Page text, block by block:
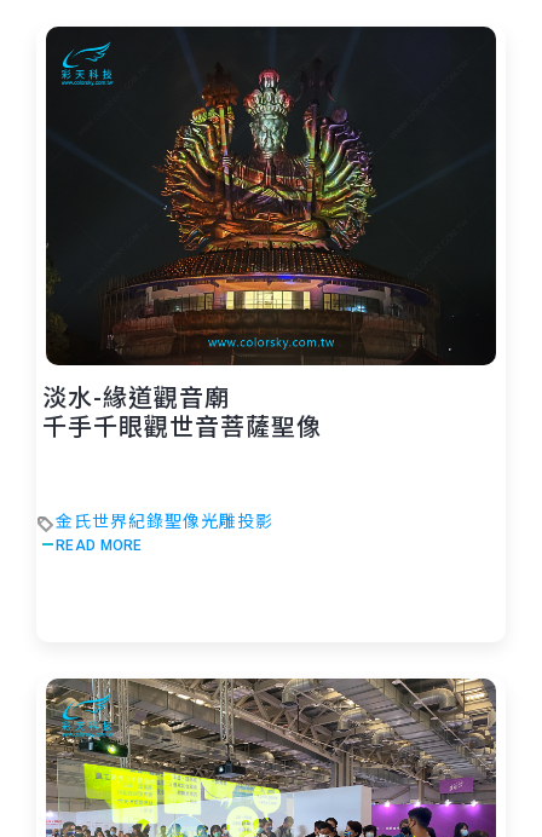
淡水-緣道觀音廟
千手千眼觀世音菩薩聖像
金氏世界紀錄聖像光雕投影
READ MORE